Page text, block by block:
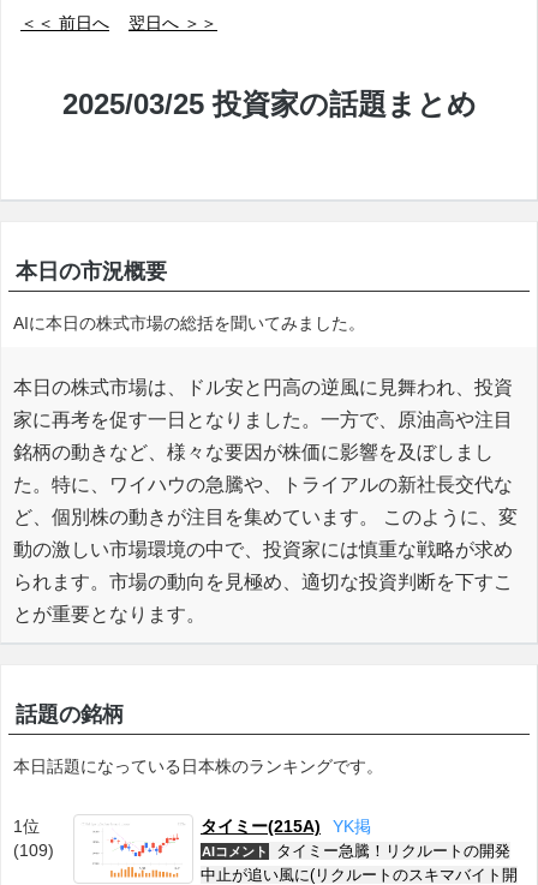
＜＜ 前日へ 翌日へ ＞＞
2025/03/25 投資家の話題まとめ
本日の市況概要
AIに本日の株式市場の総括を聞いてみました。
本日の株式市場は、ドル安と円高の逆風に見舞われ、投資
家に再考を促す一日となりました。一方で、原油高や注目
銘柄の動きなど、様々な要因が株価に影響を及ぼしまし
た。特に、ワイハウの急騰や、トライアルの新社長交代な
ど、個別株の動きが注目を集めています。 このように、変
動の激しい市場環境の中で、投資家には慎重な戦略が求め
られます。市場の動向を見極め、適切な投資判断を下すこ
とが重要となります。
話題の銘柄
本日話題になっている日本株のランキングです。
1位
(109)
タイミー(215A) YK掲
AIコメント
タイミー急騰！リクルートの開発
中止が追い風に(リクルートのスキマバイト開